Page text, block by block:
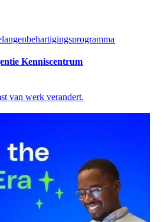
Kenniscentrum​​
van werk verandert.​​